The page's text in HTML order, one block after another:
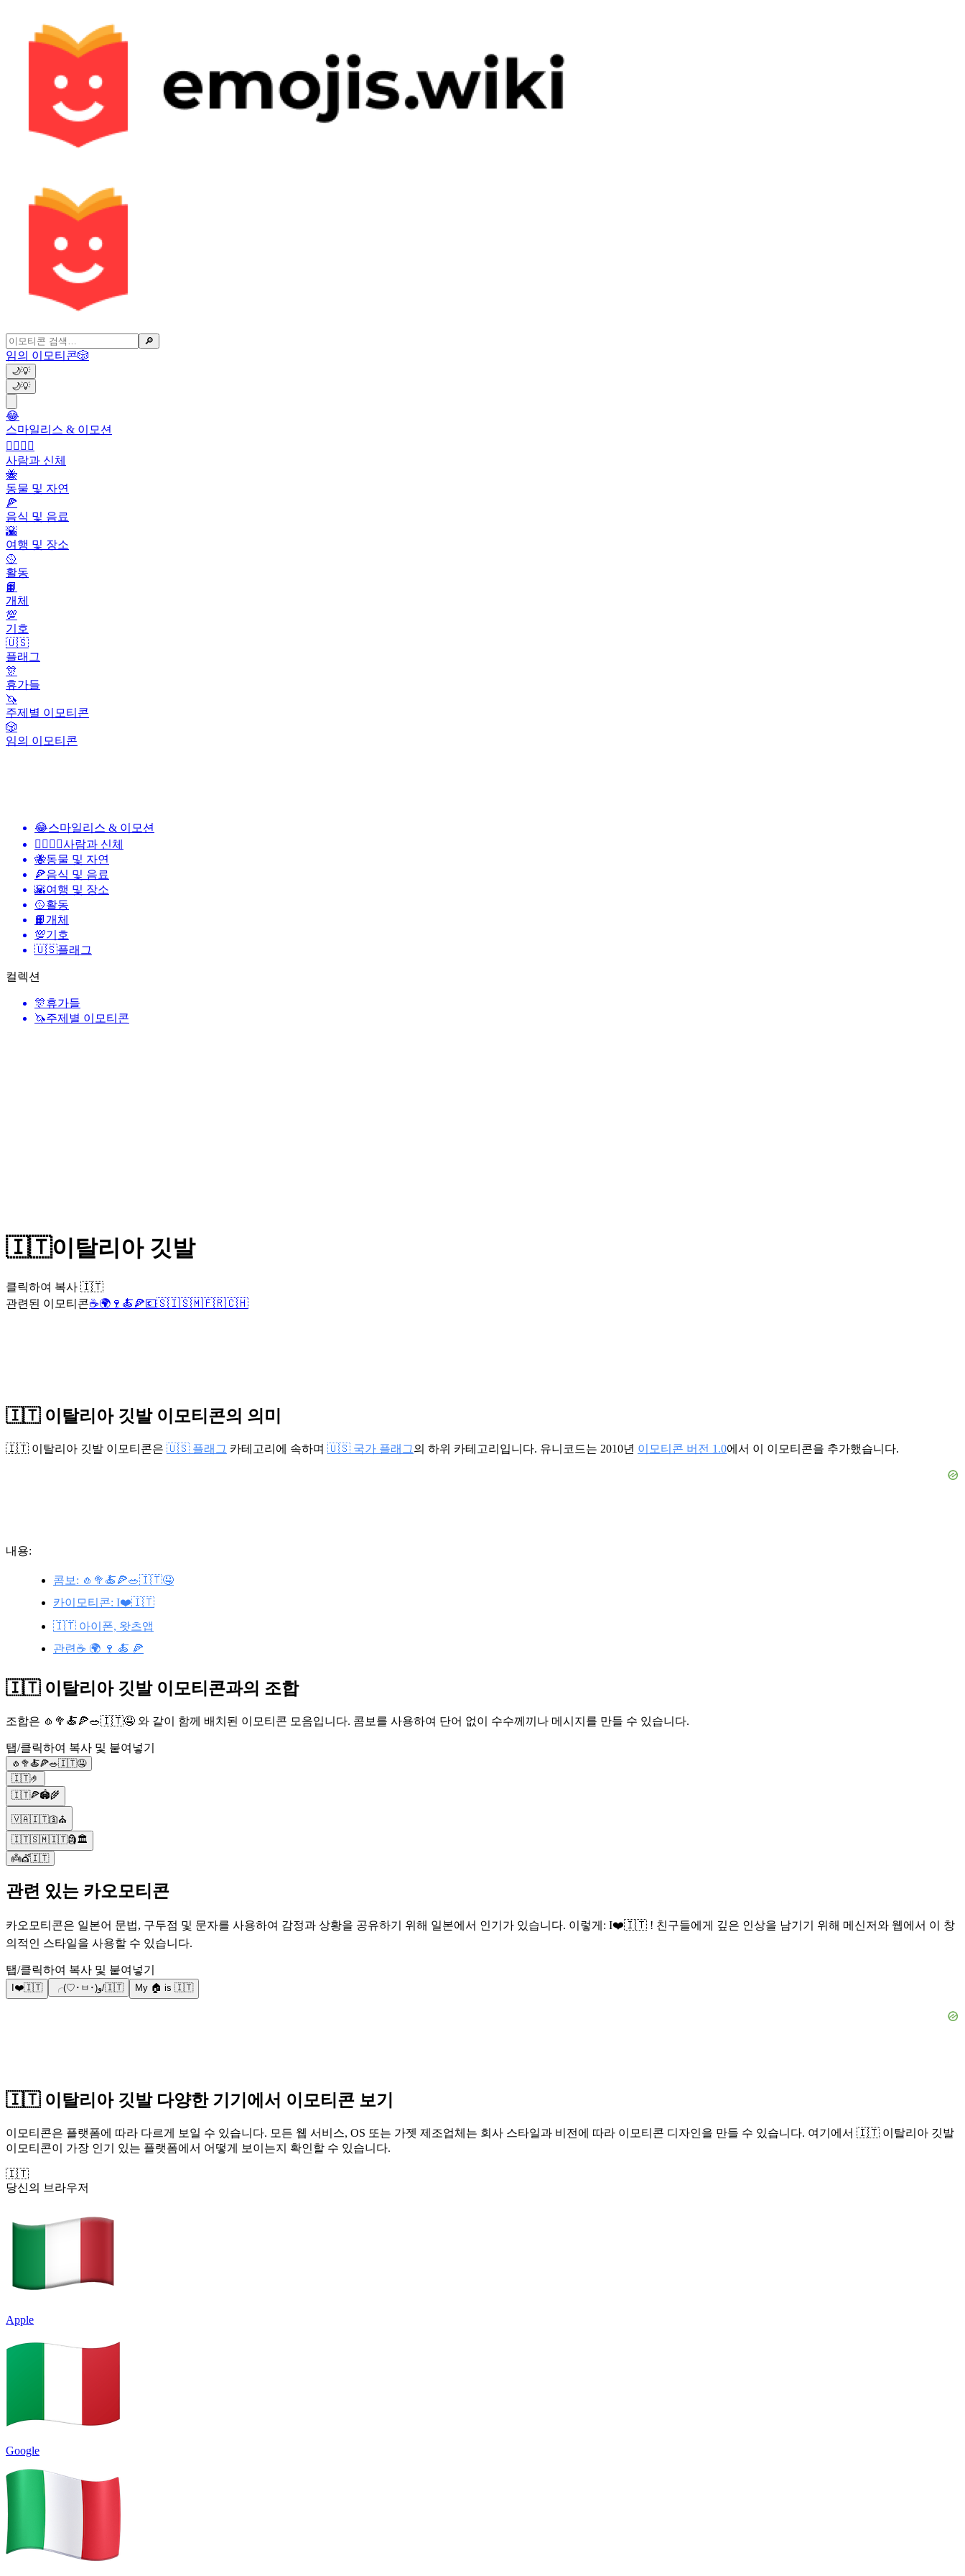
🔎
임의 이모티콘🎲
🌙💡
🌙💡
😂
스마일리스 & 이모션
👩‍❤️‍💋‍👨
사람과 신체
🐝
동물 및 자연
🍕
음식 및 음료
🌇
여행 및 장소
🥎
활동
📙
개체
💯
기호
🇺🇸
플래그
🎊
휴가들
🦄
주제별 이모티콘
🎲
임의 이모티콘
😂스마일리스 & 이모션
👩‍❤️‍💋‍👨사람과 신체
🐝동물 및 자연
🍕음식 및 음료
🌇여행 및 장소
🥎활동
📙개체
💯기호
🇺🇸플래그
컬렉션
🎊휴가들
🦄주제별 이모티콘
🇮🇹이탈리아 깃발
클릭하여 복사 🇮🇹
관련된 이모티콘☕🌍 🍷 🍝🍕💶🇸🇮🇸🇲🇫🇷🇨🇭
🇮🇹 이탈리아 깃발 이모티콘의 의미
🇮🇹 이탈리아 깃발 이모티콘은 🇺🇸 플래그 카테고리에 속하며 🇺🇸 국가 플래그의 하위 카테고리입니다. 유니코드는 2010년 이모티콘 버전 1.0에서 이 이모티콘을 추가했습니다.
내용:
콤보: 🧄🥦🍝🍕🥗🇮🇹🤤
카이모티콘: I❤️🇮🇹
🇮🇹 아이폰, 왓츠앱
관련☕ 🌍 🍷 🍝 🍕
🇮🇹 이탈리아 깃발 이모티콘과의 조합
조합은 🧄🥦🍝🍕🥗🇮🇹🤤 와 같이 함께 배치된 이모티콘 모음입니다. 콤보를 사용하여 단어 없이 수수께끼나 메시지를 만들 수 있습니다.
탭/클릭하여 복사 및 붙여넣기
🧄🥦🍝🍕🥗🇮🇹🤤
🇮🇹🤌
🇮🇹🍕🏟️🌾
🇻🇦🇮🇹🛐⛪
🇮🇹🇸🇲🇮🇹🗿🏛️
👼💇🇮🇹
관련 있는 카오모티콘
카오모티콘은 일본어 문법, 구두점 및 문자를 사용하여 감정과 상황을 공유하기 위해 일본에서 인기가 있습니다. 이렇게: I❤️🇮🇹 ! 친구들에게 깊은 인상을 남기기 위해 메신저와 웹에서 이 창
의적인 스타일을 사용할 수 있습니다.
탭/클릭하여 복사 및 붙여넣기
I❤️🇮🇹 ╭(♡･ㅂ･)و/🇮🇹 My 🏠 is 🇮🇹
🇮🇹 이탈리아 깃발 다양한 기기에서 이모티콘 보기
이모티콘은 플랫폼에 따라 다르게 보일 수 있습니다. 모든 웹 서비스, OS 또는 가젯 제조업체는 회사 스타일과 비전에 따라 이모티콘 디자인을 만들 수 있습니다. 여기에서 🇮🇹 이탈리아 깃발
이모티콘이 가장 인기 있는 플랫폼에서 어떻게 보이는지 확인할 수 있습니다.
🇮🇹
당신의 브라우저
Apple
Google